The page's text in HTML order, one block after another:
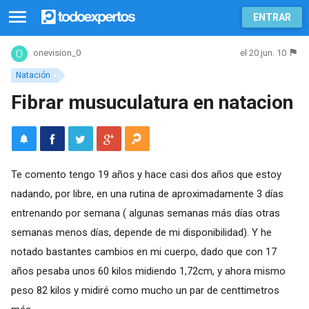
ENTRAR
Natación
onevision_0 el 20 jun. 10
Fibrar musuculatura en natacion
Te comento tengo 19 años y hace casi dos años que estoy
nadando, por libre, en una rutina de aproximadamente 3 días
entrenando por semana ( algunas semanas más días otras
semanas menos días, depende de mi disponibilidad). Y he
notado bastantes cambios en mi cuerpo, dado que con 17
años pesaba unos 60 kilos midiendo 1,72cm, y ahora mismo
peso 82 kilos y midiré como mucho un par de centtimetros